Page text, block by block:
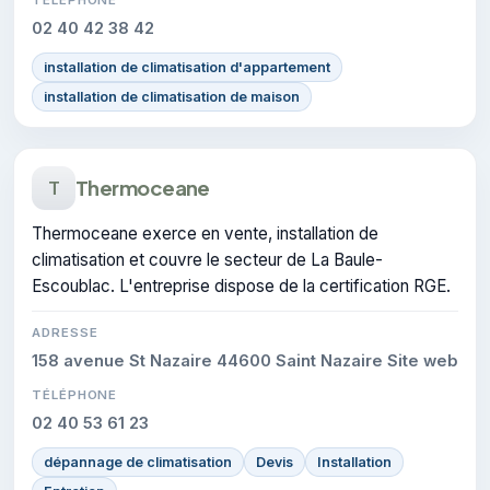
02 40 42 38 42
installation de climatisation d'appartement
installation de climatisation de maison
T Thermoceane
Thermoceane exerce en vente, installation de
climatisation et couvre le secteur de La Baule-
Escoublac. L'entreprise dispose de la certification RGE.
ADRESSE
158 avenue St Nazaire 44600 Saint Nazaire Site web
TÉLÉPHONE
02 40 53 61 23
dépannage de climatisation Devis
Installation